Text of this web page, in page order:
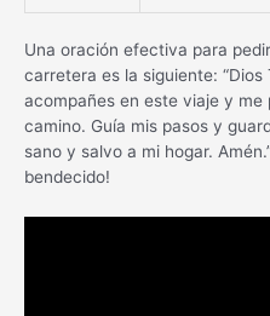
Una oración efectiva para
carretera es la siguiente:
acompañes en este viaje y
camino. Guía mis pasos y
sano y salvo a mi hogar.
bendecido!